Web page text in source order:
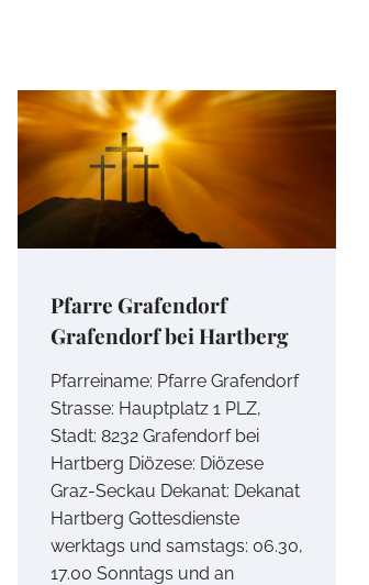
Pfarre Grafendorf
Grafendorf bei Hartberg
Pfarreiname: Pfarre Grafendorf
Strasse: Hauptplatz 1 PLZ,
Stadt: 8232 Grafendorf bei
Hartberg Diözese: Diözese
Graz-Seckau Dekanat: Dekanat
Hartberg Gottesdienste
werktags und samstags: 06.30,
17.00 Sonntags und an